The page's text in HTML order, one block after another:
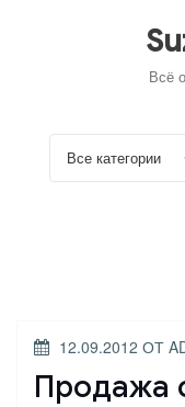
Всё
Искать
ОПУБЛИКОВАНО
12.09.2012 ОТ
Продажа